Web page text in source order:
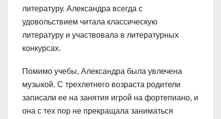
литературу. Александра всегда с
удовольствием читала классическую
литературу и участвовала в литературных
конкурсах.
Помимо учебы, Александра была увлечена
музыкой. С трехлетнего возраста родители
записали ее на занятия игрой на фортепиано, и
она с тех пор не прекращала заниматься